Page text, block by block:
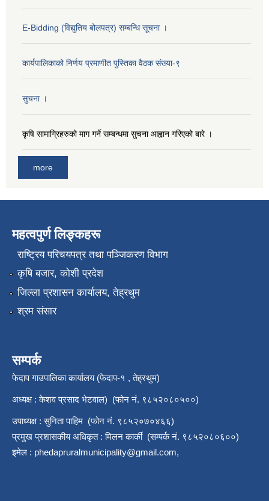
E-Bidding (विद्युतिय बोलपत्र) सम्बन्धि सूचना ।
कार्यपालिकाको निर्णय प्रमाणीत पुस्तिका वैठक संख्या-९
सुचना ।
कृषि सामाग्रिहरुको माग गर्ने सम्बन्धमा सुचना आह्वान गरिएको बारे ।
more
महत्वपुर्ण लिङ्कहरू
राष्‍ट्रिय परिचयपत्र तथा पञ्जिकरण विभाग
कृषि बजार, कोशी प्रदेश
जिल्ला प्रशासन कार्यालय, तेह्रथुम
श्रम संसार
सम्पर्क
फेदाप गाउपालिका कार्यालय (फेदाप-१ , तेह्रथुम)
अध्यक्ष : केशव प्रसाद भेटवाल) (फोन नं. ९८५२०८०५००)
उपाध्यक्ष : सुनिता पाहिम (फोन नं. ९८५२०७०४६६)
प्रमुख प्रशासकीय अधिकृत : मिलन कार्की (सम्पर्क नं. ९८५२०८०६००)
इमेल : phedapruralmunicipality@gmail.com,